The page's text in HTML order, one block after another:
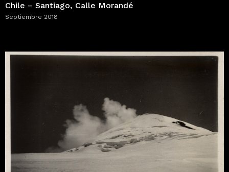
Chile – Santiago, Calle Morandé
Septiembre 2018